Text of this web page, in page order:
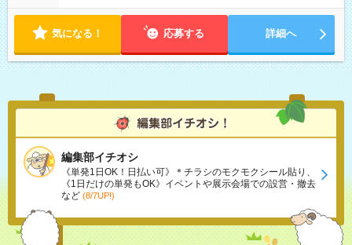
ます。 ※曜日固定（毎週同じ曜日での勤務となります）
気になる！ 応募する 詳細へ
編集部イチオシ
《単発1日OK！日払い可》＊チラシのモクモクシール貼り、
《1日だけの単発もOK》イベントや展示会場での設営・撤去
など (8/7UP!)